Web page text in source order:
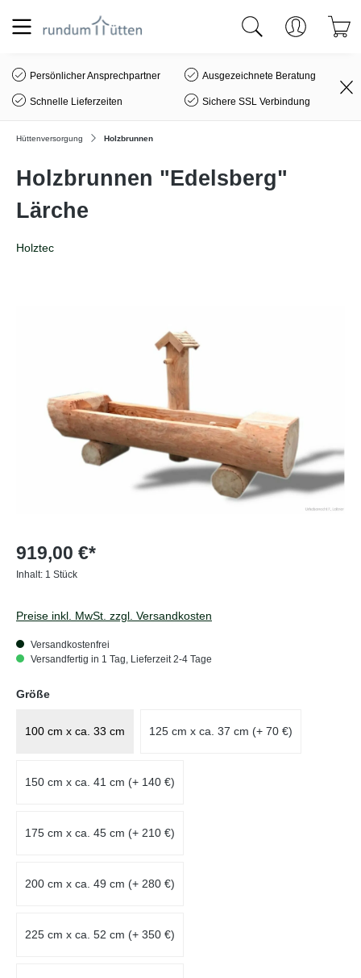
springen
Persönlicher Ansprechpartner Ausgezeichnete Beratung
Schnelle Lieferzeiten Sichere SSL Verbindung
Hüttenversorgung Holzbrunnen
Holzbrunnen "Edelsberg"
Lärche
Holztec
919,00 €*
Inhalt: 1 Stück
Preise inkl. MwSt. zzgl. Versandkosten
Versandkostenfrei
Versandfertig in 1 Tag, Lieferzeit 2-4 Tage
Größeauswählen
100 cm x ca. 33 cm 125 cm x ca. 37 cm (+ 70 €)
150 cm x ca. 41 cm (+ 140 €)
175 cm x ca. 45 cm (+ 210 €)
200 cm x ca. 49 cm (+ 280 €)
225 cm x ca. 52 cm (+ 350 €)